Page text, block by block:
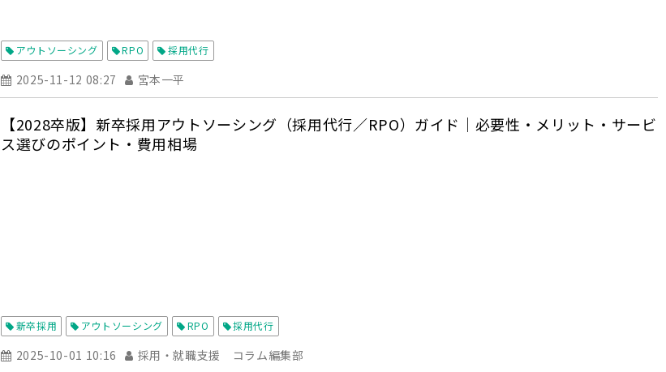
アウトソーシング RPO 採用代行
2025-11-12 08:27 宮本一平
【2028卒版】新卒採用アウトソーシング（採用代行／RPO）ガイド｜必要性・メリット・サービ
ス選びのポイント・費用相場
新卒採用 アウトソーシング RPO 採用代行
2025-10-01 10:16 採用・就職支援 コラム編集部